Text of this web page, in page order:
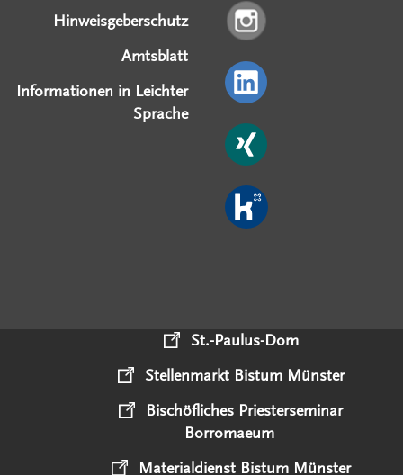
Hinweisgeberschutz
Amtsblatt
Informationen in Leichter
Sprache
St.-Paulus-Dom
Stellenmarkt Bistum Münster
Bischöfliches Priesterseminar
Borromaeum
Materialdienst Bistum Münster